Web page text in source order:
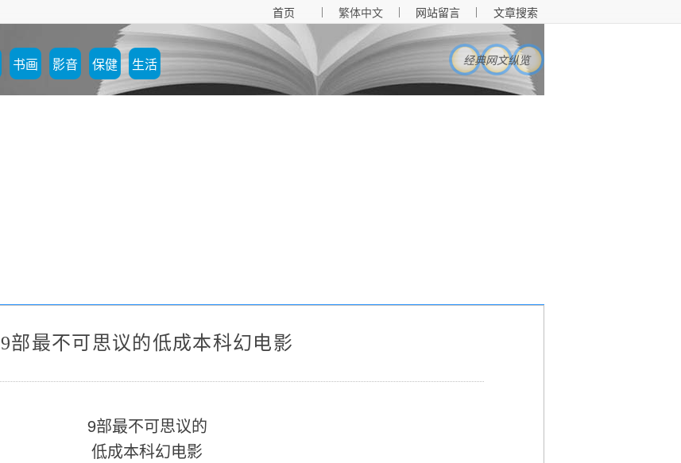
首页 繁体中文 网站留言 文章搜索
书画 影音 保健 生活 经典网文纵览
9部最不可思议的低成本科幻电影
9部最不可思议的
低成本科幻电影